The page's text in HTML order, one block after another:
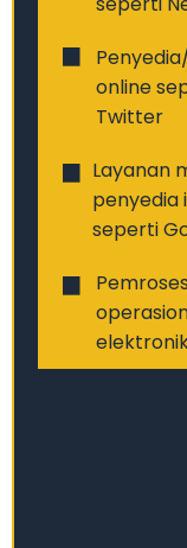
online
Twitter
Layanan
penyedia
seperti